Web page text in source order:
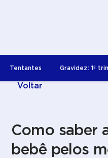
Tentantes Gravidez: 1º
Voltar
Como saber
bebê pelos